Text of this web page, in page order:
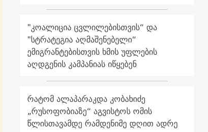
"კოალიცია ცვლილებისთვის“ და
"სტრატეგია აღმაშენებელი“
ემიგრანტებისთვის ხმის უფლების
აღდგენის კამპანიას იწყებენ
რატომ ალაპარაკდა კობახიძე
„რუსოფობიაზე“ აგვისტოს ომის
წლისთავამდე რამდენიმე დღით ადრე